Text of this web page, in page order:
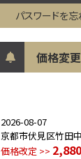
パスワードを
価格変
2026-08-07
京都市伏見区竹田
価格改定 >>